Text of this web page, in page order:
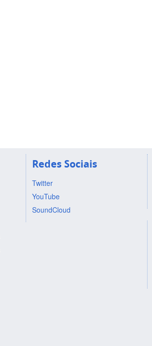
Redes Sociais
Twitter
YouTube
SoundCloud